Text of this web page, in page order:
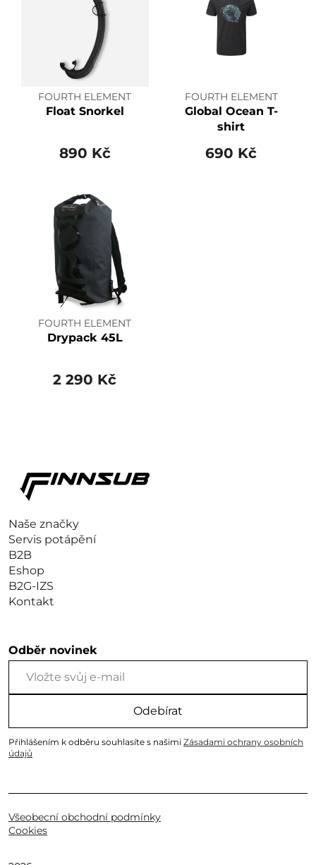
FOURTH ELEMENT
Float Snorkel
890 Kč
FOURTH ELEMENT
Global Ocean T-
shirt
690 Kč
FOURTH ELEMENT
Drypack 45L
2 290 Kč
Naše značky
Servis potápění
B2B
Eshop
B2G-IZS
Kontakt
Odběr novinek
Odebírat
Přihlášením k odběru souhlasíte s našimi Zásadami ochrany osobních
údajů
Všeobecní obchodní podmínky
Cookies